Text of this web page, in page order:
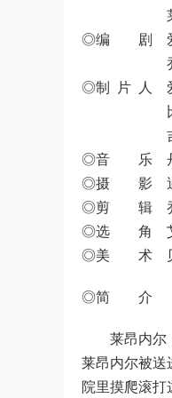
莱恩·瓦
◎编 剧 爱
乔纳森·
◎制 片 人
比尔·米
吉吉·普
◎音 乐 丹尼
◎摄 影 迪
◎剪 辑 乔·
◎选 角 艾
◎美 术 贝
◎简 介
莱昂内尔（
莱昂内尔被送
院里摸爬滚